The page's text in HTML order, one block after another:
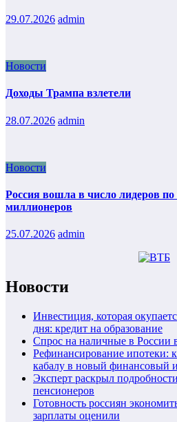
29.07.2026 admin
Новости
Доходы Трампа взлетели
28.07.2026 admin
Новости
Россия вошла в число лидеров
миллионеров
25.07.2026 admin
Новости
Инвестиция, которая
дня: кредит на образование
Спрос на наличные в России
Рефинансирование ипотеки:
кабалу в новый финансовый
Эксперт раскрыл
пенсионеров
Готовность россиян
зарплаты оценили